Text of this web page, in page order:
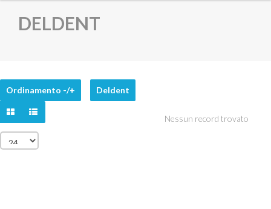
DELDENT
Ordinamento -/+ Deldent
Nessun record trovato